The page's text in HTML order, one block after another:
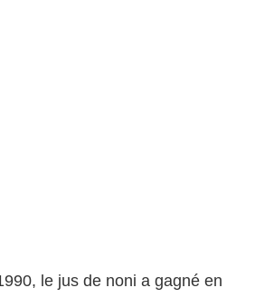
le jus de noni a gagné en